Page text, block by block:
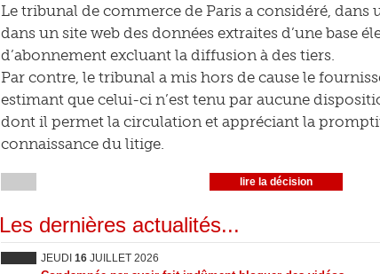
Le tribunal de commerce de Paris a considéré, dans
dans un site web des données extraites d’une base
d’abonnement excluant la diffusion à des tiers.
Par contre, le tribunal a mis hors de cause le
estimant que celui-ci n’est tenu par aucune
dont il permet la circulation et appréciant la
connaissance du litige.
lire la décision
Les dernières actualités...
JEUDI 16 JUILLET 2026